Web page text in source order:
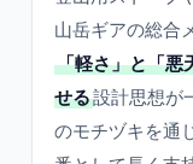
山岳ギアの総合
「軽さ」と「悪
せる設計思想が
のモチヅキを通